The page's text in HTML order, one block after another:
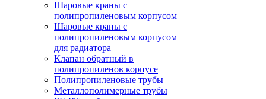
Шаровые краны с
полипропиленовым корпусом
Шаровые краны с
полипропиленовым корпусом
для радиатора
Клапан обратный в
полипропиленов корпусе
Полипропиленовые трубы
Металлополимерные трубы